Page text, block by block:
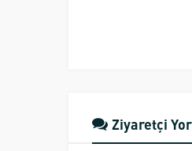
Ziyaretçi